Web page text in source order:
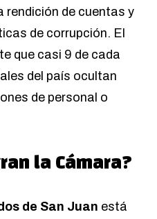
rendición de cuentas y
de corrupción. El
que casi 9 de cada
del país ocultan
de personal o
la Cámara?
de San Juan está